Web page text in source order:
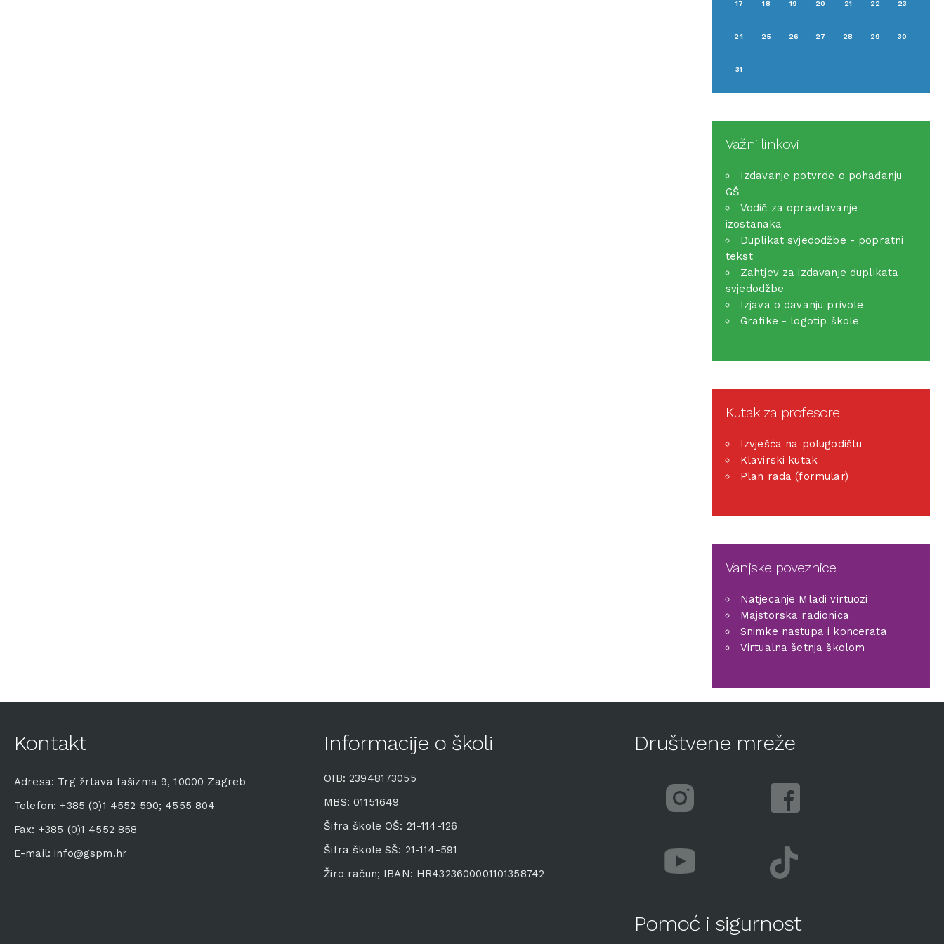
17 18 19 20 21 22 23
24 25 26 27 28 29 30
31
Važni linkovi
Izdavanje potvrde o pohađanju
GŠ
Vodič za opravdavanje
izostanaka
Duplikat svjedodžbe - popratni
tekst
Zahtjev za izdavanje duplikata
svjedodžbe
Izjava o davanju privole
Grafike - logotip škole
Kutak za profesore
Izvješća na polugodištu
Klavirski kutak
Plan rada (formular)
Vanjske poveznice
Natjecanje Mladi virtuozi
Majstorska radionica
Snimke nastupa i koncerata
Virtualna šetnja školom
Kontakt
Adresa: Trg žrtava fašizma 9, 10000 Zagreb
Telefon: +385 (0)1 4552 590; 4555 804
Fax: +385 (0)1 4552 858
E-mail: info@gspm.hr
Informacije o školi
OIB: 23948173055
MBS: 01151649
Šifra škole OŠ: 21-114-126
Šifra škole SŠ: 21-114-591
Žiro račun; IBAN: HR4323600001101358742
Društvene mreže
Pomoć i sigurnost